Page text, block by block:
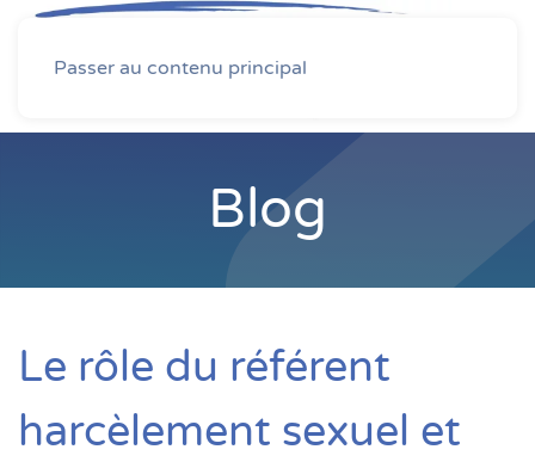
Passer au contenu principal
Blog
Le rôle du référent
harcèlement sexuel et